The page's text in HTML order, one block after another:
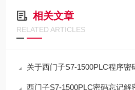
相关文章
RELATED ARTICLES
关于西门子S7-1500PLC程序密
西门子S7-1500PLC密码忘记解密应急指